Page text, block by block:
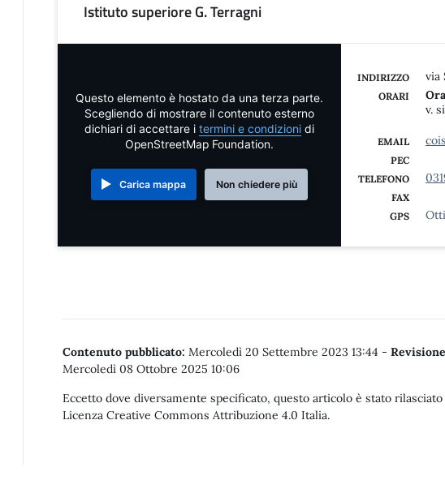
Istituto superiore G. Terragni
Questo elemento è hostato da una terza parte.
Scegliendo di mostrare il contenuto esterno
dichiari di accettare i termini e condizionidi
OpenStreetMap Foundation.
Carica mappa Non chiedere più
INDIRIZZO via
ORARI
v.
EMAIL
PEC
TELEFONO
FAX
GPS
Contenuto pubblicato: Mercoledì 20 Settembre 2023 13:44 -
Mercoledì 08 Ottobre 2025 10:06
Eccetto dove diversamente specificato, questo articolo è stato
Licenza Creative Commons Attribuzione 4.0 Italia.